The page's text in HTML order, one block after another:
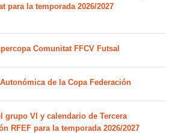
para la temporada 2026/2027
Comunitat FFCV Futsal
de la Copa Federación
grupo VI y calendario de Tercera
RFEF para la temporada 2026/2027